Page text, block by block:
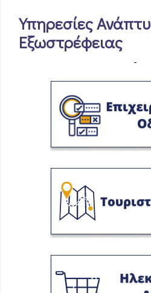
Υπηρεσίες
Εξωστρέφειας
-